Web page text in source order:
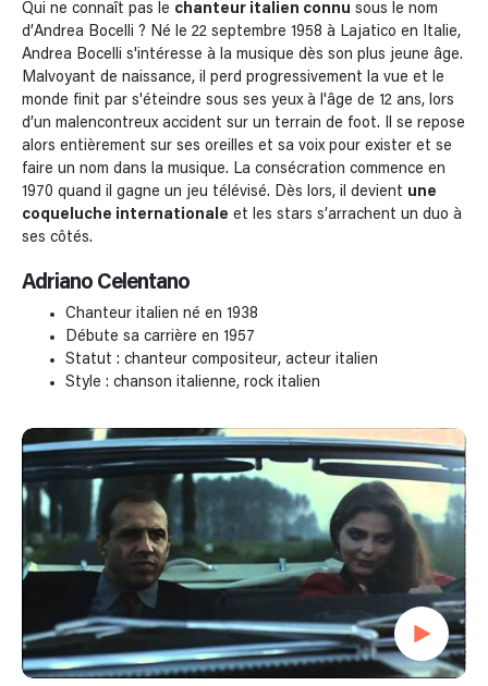
Qui ne connaît pas le chanteur italien connu sous le nom
d’Andrea Bocelli ? Né le 22 septembre 1958 à Lajatico en Italie,
Andrea Bocelli s'intéresse à la musique dès son plus jeune âge.
Malvoyant de naissance, il perd progressivement la vue et le
monde finit par s'éteindre sous ses yeux à l'âge de 12 ans, lors
d’un malencontreux accident sur un terrain de foot. Il se repose
alors entièrement sur ses oreilles et sa voix pour exister et se
faire un nom dans la musique. La consécration commence en
1970 quand il gagne un jeu télévisé. Dès lors, il devient une
coqueluche internationale et les stars s’arrachent un duo à
ses côtés.
Adriano Celentano
Chanteur italien né en 1938
Débute sa carrière en 1957
Statut : chanteur compositeur, acteur italien
Style : chanson italienne, rock italien